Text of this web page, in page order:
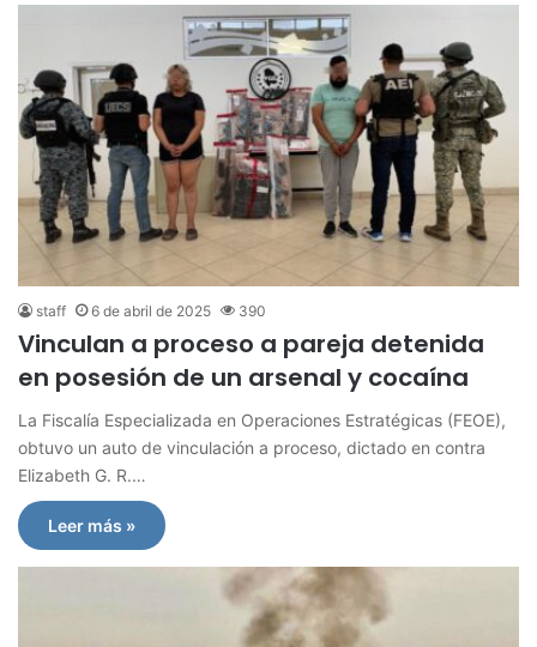
staff 6 de abril de 2025 390
Vinculan a proceso a pareja detenida
en posesión de un arsenal y cocaína
La Fiscalía Especializada en Operaciones Estratégicas (FEOE),
obtuvo un auto de vinculación a proceso, dictado en contra
Elizabeth G. R.…
Leer más »